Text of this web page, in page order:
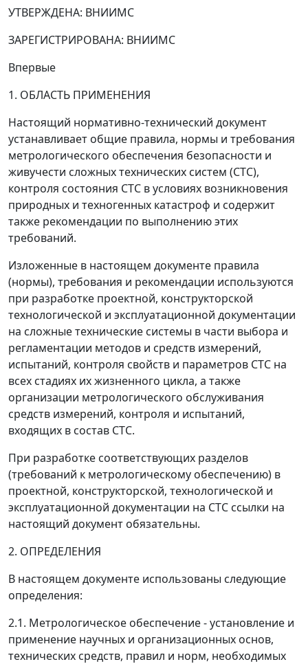
УТВЕРЖДЕНА: ВНИИМС
ЗАРЕГИСТРИРОВАНА: ВНИИМС
Впервые
1. ОБЛАСТЬ ПРИМЕНЕНИЯ
Настоящий нормативно-технический документ
устанавливает общие правила, нормы и требования
метрологического обеспечения безопасности и
живучести сложных технических систем (СТС),
контроля состояния СТС в условиях возникновения
природных и техногенных катастроф и содержит
также рекомендации по выполнению этих
требований.
Изложенные в настоящем документе правила
(нормы), требования и рекомендации используются
при разработке проектной, конструкторской
технологической и эксплуатационной документации
на сложные технические системы в части выбора и
регламентации методов и средств измерений,
испытаний, контроля свойств и параметров СТС на
всех стадиях их жизненного цикла, а также
организации метрологического обслуживания
средств измерений, контроля и испытаний,
входящих в состав СТС.
При разработке соответствующих разделов
(требований к метрологическому обеспечению) в
проектной, конструкторской, технологической и
эксплуатационной документации на СТС ссылки на
настоящий документ обязательны.
2. ОПРЕДЕЛЕНИЯ
В настоящем документе использованы следующие
определения:
2.1. Метрологическое обеспечение- установление и
применение научных и организационных основ,
технических средств, правил и норм, необходимых